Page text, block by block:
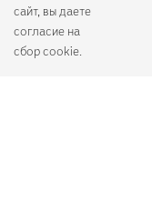
сайт, вы даете
согласие на
сбор cookie.